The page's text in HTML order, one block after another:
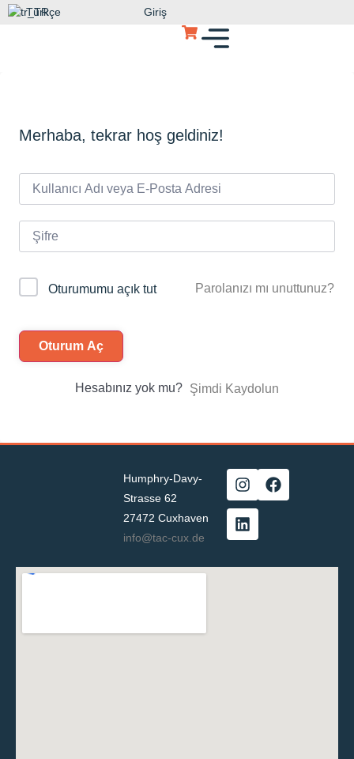
Türkçe Giriş
Merhaba, tekrar hoş geldiniz!
Oturumumu açık tut Parolanızı mı unuttunuz?
Oturum Aç
Hesabınız yok mu? Şimdi Kaydolun
Humphry-Davy-
Strasse 62
27472 Cuxhaven
info@tac-cux.de